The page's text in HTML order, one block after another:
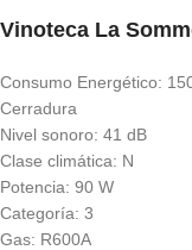
Vinoteca La
Consumo Energético:
Cerradura
Nivel sonoro: 41 dB
Clase climática: N
Potencia: 90 W
Categoría: 3
Gas: R600A